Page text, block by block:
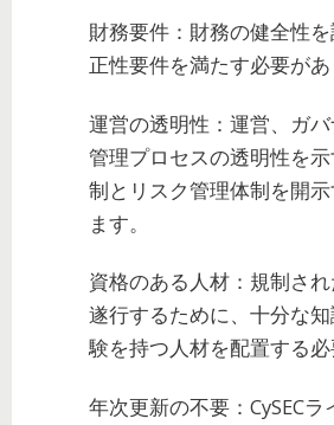
財務要件：財務の健全性
正性要件を満たす必要があ
運営の透明性：運営、ガ
管理プロセスの透明性を
制とリスク管理体制を開
ます。
資格のある人材：規制さ
遂行するために、十分な
験を持つ人材を配置する必
年次更新の不要：CySEC